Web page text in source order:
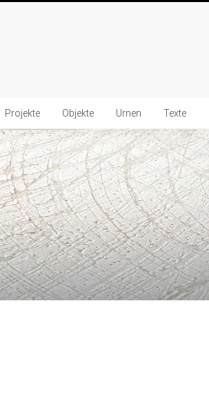
Projekte Objekte Urnen Texte